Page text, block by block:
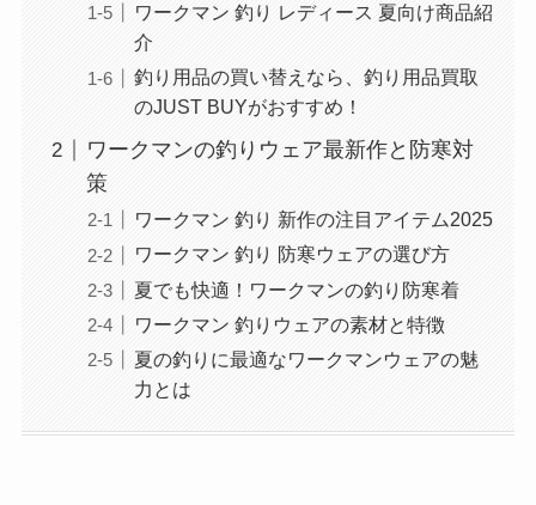
ワークマン 釣り レディース 夏向け商品紹
介
釣り用品の買い替えなら、釣り用品買取
のJUST BUYがおすすめ！
ワークマンの釣りウェア最新作と防寒対
策
ワークマン 釣り 新作の注目アイテム2025
ワークマン 釣り 防寒ウェアの選び方
夏でも快適！ワークマンの釣り防寒着
ワークマン 釣りウェアの素材と特徴
夏の釣りに最適なワークマンウェアの魅
力とは